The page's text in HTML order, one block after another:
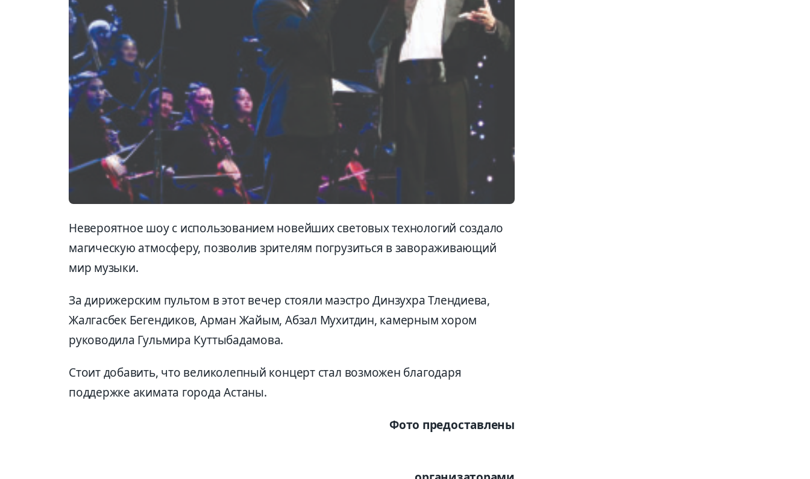
Невероятное шоу с использованием новейших световых технологий создало
магическую атмосферу, позволив зрителям погрузиться в завораживающий
мир музыки.
За дирижерским пультом в этот вечер стояли маэстро Динзухра Тлендиева,
Жалгасбек Бегендиков, Арман Жайым, Абзал Мухитдин, камерным хором
руководила Гульмира Куттыбадамова.
Стоит добавить, что великолепный концерт стал возможен благодаря
поддержке акимата города Астаны.
Фото предоставлены